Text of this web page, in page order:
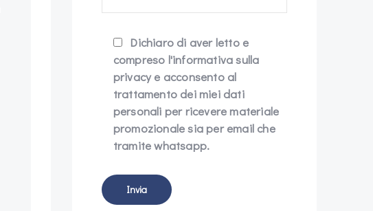
Dichiaro di aver letto e
compreso l'informativa sulla
privacy e acconsento al
trattamento dei miei dati
personali per ricevere materiale
promozionale sia per email che
tramite whatsapp.